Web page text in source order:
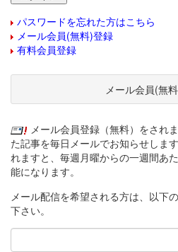
パスワードを忘れた方はこちら
メール会員(無料)登録
有料会員登録
メール会員(無
メール会員登録（無料）をされ
た記事を毎日メールでお知らせしま
れますと、毎週月曜からの一週間あ
能になります。
メール配信を希望される方は、以下
下さい。